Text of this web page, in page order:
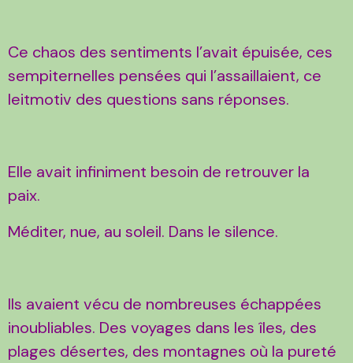
Ce chaos des sentiments l’avait épuisée, ces
sempiternelles pensées qui l’assaillaient, ce
leitmotiv des questions sans réponses.
Elle avait infiniment besoin de retrouver la
paix.
Méditer, nue, au soleil. Dans le silence.
Ils avaient vécu de nombreuses échappées
inoubliables. Des voyages dans les îles, des
plages désertes, des montagnes où la pureté